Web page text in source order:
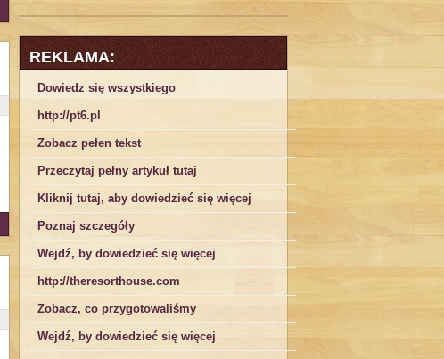
REKLAMA:
Dowiedz się wszystkiego
http://pt6.pl
Zobacz pełen tekst
Przeczytaj pełny artykuł tutaj
Kliknij tutaj, aby dowiedzieć się więcej
Poznaj szczegóły
Wejdź, by dowiedzieć się więcej
http://theresorthouse.com
Zobacz, co przygotowaliśmy
Wejdź, by dowiedzieć się więcej